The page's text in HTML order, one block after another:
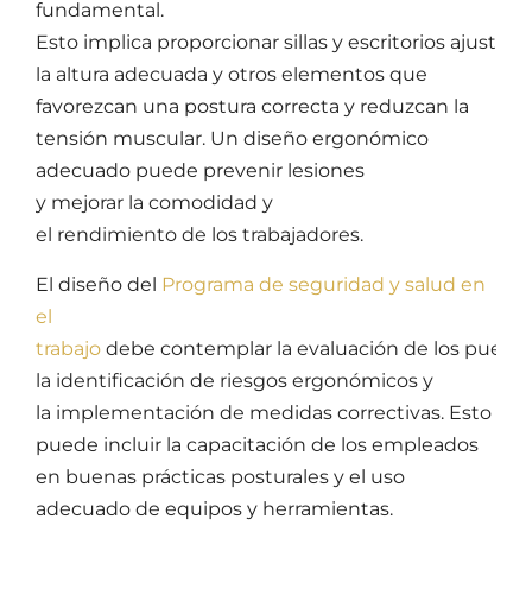
fundamental.
Esto implica proporcionar sillas y escritorios
la altura adecuada y otros elementos que
favorezcan una postura correcta y reduzcan la
tensión muscular. Un diseño ergonómico
adecuado puede prevenir lesiones
y mejorar la comodidad y
el rendimiento de los trabajadores.
El diseño del Programa de seguridad y salud en
el
trabajo debe contemplar la evaluación de los
la identificación de riesgos ergonómicos y
la implementación de medidas correctivas. Esto
puede incluir la capacitación de los empleados
en buenas prácticas posturales y el uso
adecuado de equipos y herramientas.